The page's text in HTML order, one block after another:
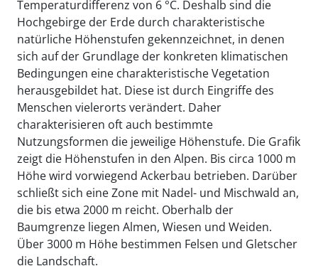
Temperaturdifferenz von 6 °C. Deshalb sind die
Hochgebirge der Erde durch charakteristische
natürliche Höhenstufen gekennzeichnet, in denen
sich auf der Grundlage der konkreten klimatischen
Bedingungen eine charakteristische Vegetation
herausgebildet hat. Diese ist durch Eingriffe des
Menschen vielerorts verändert. Daher
charakterisieren oft auch bestimmte
Nutzungsformen die jeweilige Höhenstufe. Die Grafik
zeigt die Höhenstufen in den Alpen. Bis circa 1000 m
Höhe wird vorwiegend Ackerbau betrieben. Darüber
schließt sich eine Zone mit Nadel- und Mischwald an,
die bis etwa 2000 m reicht. Oberhalb der
Baumgrenze liegen Almen, Wiesen und Weiden.
Über 3000 m Höhe bestimmen Felsen und Gletscher
die Landschaft.